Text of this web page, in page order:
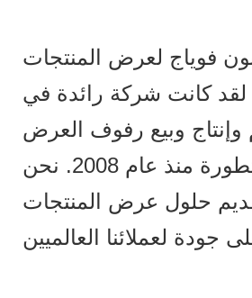
فوياج لعرض المنتجات
لقد كانت شركة رائدة في
وإنتاج وبيع رفوف العرض
المخصصة المتطورة منذ عام 2008. نحن
حلول عرض المنتجات